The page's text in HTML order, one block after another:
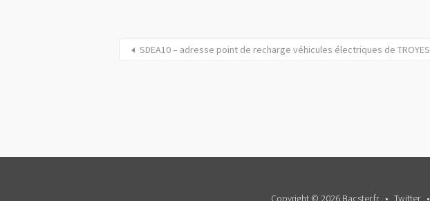
SDEA10 – adresse point de recharge véhicules électriques de TROYES
Copyright © 2026 Bacster.fr Twitter